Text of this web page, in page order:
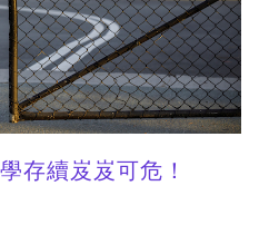
存續岌岌可危！